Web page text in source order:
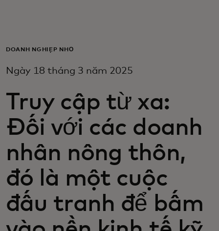
Dành cho doanh nghiệp
Dành cho nhà đổi mới
Tin tức và xu hướng
DOANH NGHIỆP NHỎ
Ngày 18 tháng 3 năm 2025
Truy cập từ xa:
Đối với các doanh
nhân nông thôn,
đó là một cuộc
đấu tranh để bấm